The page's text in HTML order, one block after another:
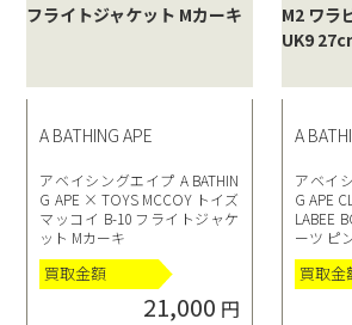
A BATHING APE
アベイシングエイプ A BATHIN
G APE × TOYS MCCOY トイズ
マッコイ B-10 フライトジャケ
ット Mカーキ
買取金額
21,000 円
A
アベイ
G APE
LABEE
ーツ ピ
買取金